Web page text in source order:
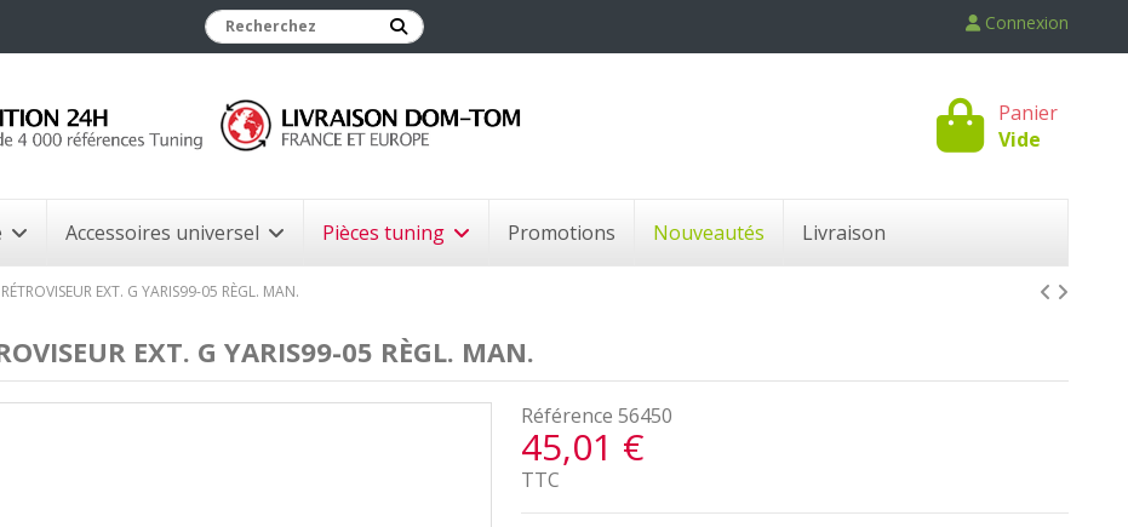
Connexion
Panier
Vide
Accessoires universel Pièces tuning Promotions Nouveautés Livraison
RÉTROVISEUR EXT. G YARIS99-05 RÈGL. MAN.
EXT. G YARIS99-05 RÈGL. MAN.
Référence 56450
45,01 €
TTC